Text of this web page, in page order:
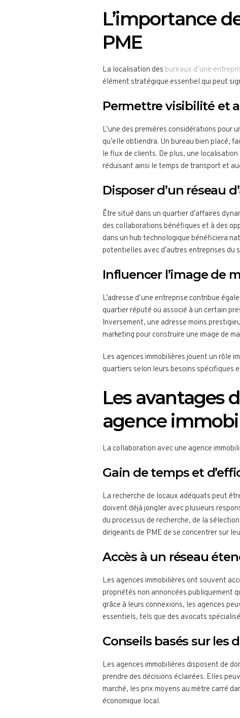
L’importance
PME
La localisation des bureaux d’une
élément stratégique essentiel qui peut
Permettre visibilité et
L’une des premières considérations pour
qu’elle obtiendra. Un bureau bien placé,
le flux de clients. De plus, une
réduisant ainsi le temps de transport et
Disposer d’un réseau
Être situé dans un quartier d’affaires
des collaborations bénéfiques et à des
dans un hub technologique bénéficiera
potentielles avec d’autres entreprises du
Influencer l’image de
L’adresse d’une entreprise contribue
quartier réputé ou associé à un certain
Inversement, une adresse moins
marketing pour construire une image de
Les agences immobilières jouent un rôle
quartiers selon leurs besoins spécifiques
Les avantages
agence
La collaboration avec une agence
Gain de temps et
La recherche de locaux adéquats peut
doivent déjà jongler avec plusieurs
du processus de recherche, de la
dirigeants de PME de se concentrer sur
Accès à un réseau
Les agences immobilières ont souvent
propriétés non annoncées publiquement
grâce à leurs connexions, les agences
essentiels, tels que des avocats
Conseils basés sur les
Les agences immobilières disposent de
prendre des décisions éclairées. Elles
marché, les prix moyens au mètre carré
économique local.